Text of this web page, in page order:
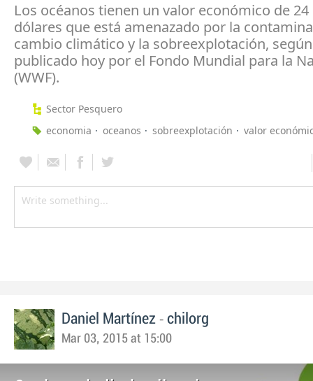
Los océanos tienen un valor económico de
dólares que está amenazado por la
cambio climático y la sobreexplotación,
publicado hoy por el Fondo Mundial para la
(WWF).
Sector Pesquero
economia
oceanos sobreexplotación valor
Daniel Martínez - chilorg
Mar 03, 2015 at 15:00